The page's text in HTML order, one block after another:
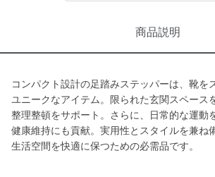
商品説明
コンパクト設計の足踏みステッパーは、靴を
ユニークなアイテム。限られた玄関スペース
整理整頓をサポート。さらに、日常的な運動
健康維持にも貢献。実用性とスタイルを兼ね
生活空間を快適に保つための必需品です。